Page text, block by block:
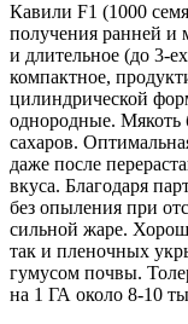
Кавили F1 (1000
получения ранней и
и длительное (до 3-
компактное,
цилиндрической
однородные. Мякоть
сахаров.
даже после
вкуса. Благодаря
без опыления при
сильной жаре.
так и пленочных
гумусом почвы.
на 1 ГА около 8-10